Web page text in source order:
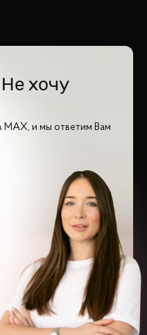
хочу
MAX, и мы ответим Вам